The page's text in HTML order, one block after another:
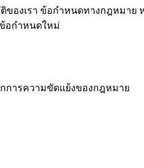
ของเรา ข้อกำหนดทางกฎหมา
อกำหนดใหม่
การความขัดแย้งของกฎหมาย